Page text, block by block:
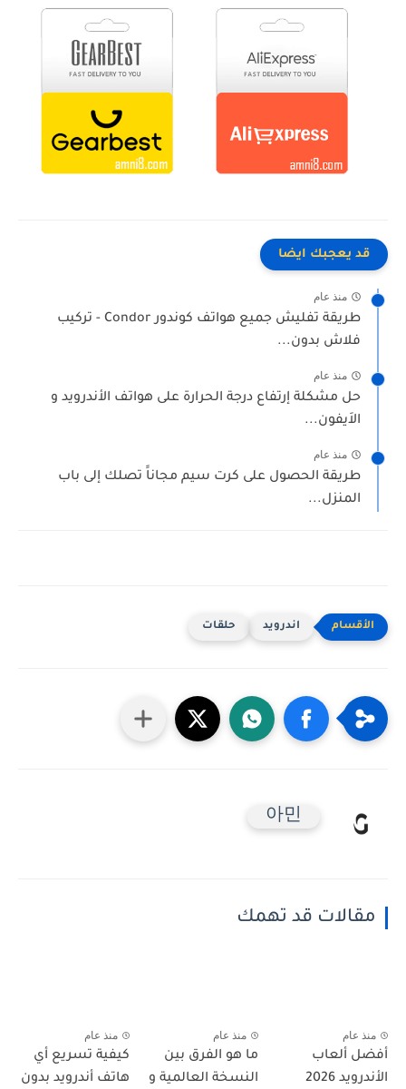
قد يعجبك ايضا
منذ عام
طريقة تفليش جميع هواتف كوندور Condor - تركيب
فلاش بدون...
منذ عام
حل مشكلة إرتفاع درجة الحرارة على هواتف الأندرويد و
الاَيفون...
منذ عام
طريقة الحصول على كرت سيم مجاناََ تصلك إلى باب
المنزل...
اندرويد حلقات
아민
مقالات قد تهمك
منذ عام
أفضل ألعاب
الأندرويد 2026
منذ عام
ما هو الفرق بين
النسخة العالمية و
منذ عام
كيفية تسريع أي
هاتف أندرويد بدون